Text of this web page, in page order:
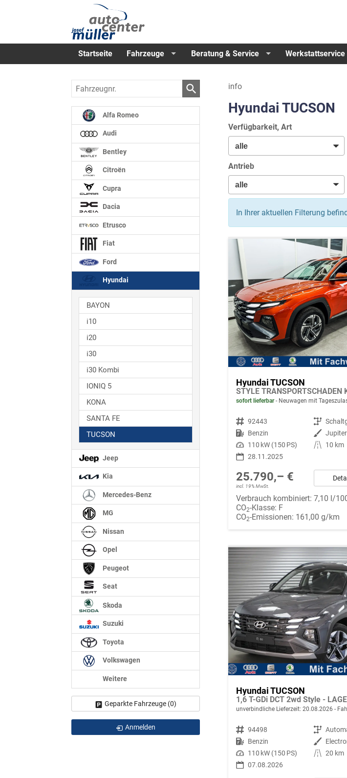
Startseite Fahrzeuge Beratung & Service Werkstattservice
info
Hyundai TUCSON
Verfügbarkeit, Art
Antrieb
In Ihrer aktuellen Filterung
Hyundai TUCSON
sofort lieferbar Neuwagen mit
Fahrzeugnr. 92443 Getriebe
Kraftstoff Benzin Außenfarbe
Leistung 110 kW (150 PS) Kilometerstand
10 km
28.11.2025
25.790,– €
incl. 19% MwSt.
Verbrauch kombiniert: 7,10 l/
CO2-Klasse: F
CO2-Emissionen: 161,00 g/km
Hyundai TUCSON
1,6 T-GDi DCT 2wd Style -
unverbindliche Lieferzeit: 20.08.2026
Fahrzeugnr. 94498 Getriebe
Kraftstoff Benzin Außenfarbe
Leistung 110 kW (150 PS) Kilometerstand 20 km
07.08.2026
Fahrzeugnr.
Alfa Romeo
Audi
Bentley
Citroën
Cupra
Dacia
Etrusco
Fiat
Ford
Hyundai
BAYON
i10
i20
i30
i30 Kombi
IONIQ 5
KONA
SANTA FE
TUCSON
Jeep
Kia
Mercedes-Benz
MG
Nissan
Opel
Peugeot
Seat
Skoda
Suzuki
Toyota
Volkswagen
Weitere
Geparkte Fahrzeuge (0)
Anmelden